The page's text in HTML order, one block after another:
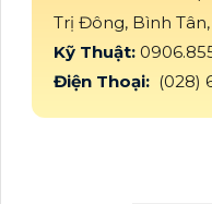
Trị Đông, Bình Tân,
Kỹ Thuật:
Điện Thoại: (028)